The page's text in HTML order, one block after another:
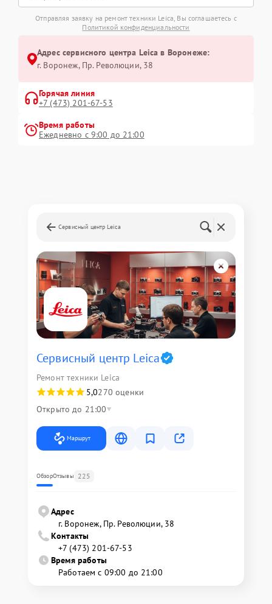
Отправляя заявку на ремонт техники Leica, Вы соглашаетесь с
Политикой конфиденциальности
Адрес сервисного центра Leica в Воронеже:
г. Воронеж, Пр. Революции, 38
Горячая линия
+7 (473) 201-67-53
Время работы
Ежедневно с 9:00 до 21:00
Сервисный центр Leica
Сервисный центр Leica
Ремонт техники Leica
5,0270 оценки
Открыто до 21:00
Маршрут
ОбзорОтзывы 225
Адрес
г. Воронеж, Пр. Революции, 38
Контакты
+7 (473) 201-67-53
Время работы
Работаем с 09:00 до 21:00